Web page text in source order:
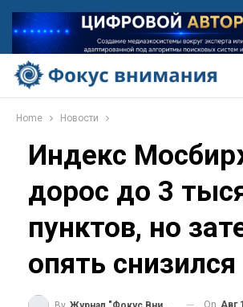
Home Новости
Индекс
дорос до 3
пунктов, но
опять снизился
On Авг